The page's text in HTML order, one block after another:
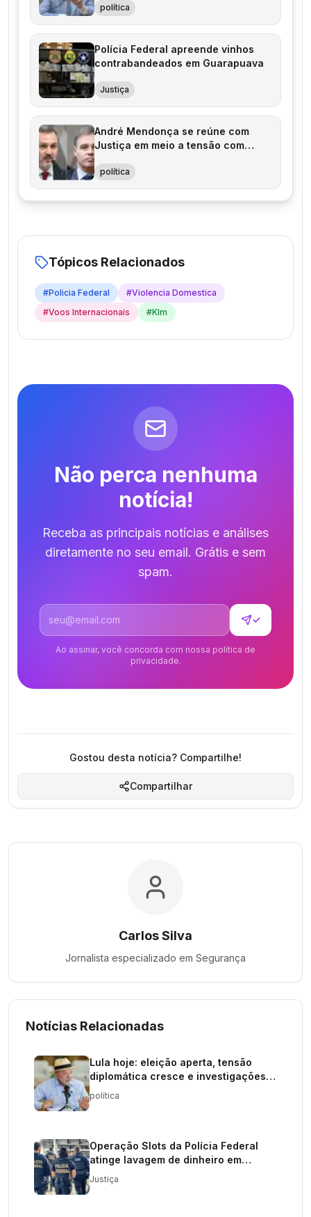
política
Polícia Federal apreende vinhos
contrabandeados em Guarapuava
Justiça
André Mendonça se reúne com
Justiça em meio a tensão com
política
Tópicos Relacionados
#Policia Federal #Violencia Domestica
#Voos Internacionais #Klm
Não perca nenhuma
notícia!
Receba as principais notícias e análises
diretamente no seu email. Grátis e sem
spam.
Endereço de email
✓
Ao assinar, você concorda com nossa política de
privacidade.
Gostou desta notícia? Compartilhe!
Compartilhar
Carlos Silva
Jornalista especializado em Segurança
Notícias Relacionadas
Lula hoje: eleição aperta, tensão
diplomática cresce e investigações
elevam pressão sobre o governo
política
Operação Slots da Polícia Federal
atinge lavagem de dinheiro em
apostas
Justiça